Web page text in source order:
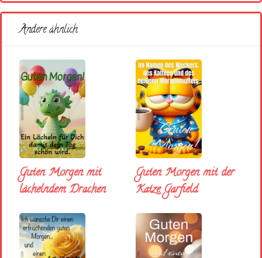
Andere ähnlich
Guten Morgen mit
lächelndem Drachen
Guten Morgen mit der
Katze Garfield